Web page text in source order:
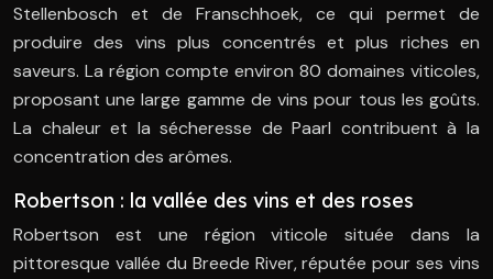
Stellenbosch et de Franschhoek, ce qui permet de
produire des vins plus concentrés et plus riches en
saveurs. La région compte environ 80 domaines viticoles,
proposant une large gamme de vins pour tous les goûts.
La chaleur et la sécheresse de Paarl contribuent à la
concentration des arômes.
Robertson : la vallée des vins et des roses
Robertson est une région viticole située dans la
pittoresque vallée du Breede River, réputée pour ses vins